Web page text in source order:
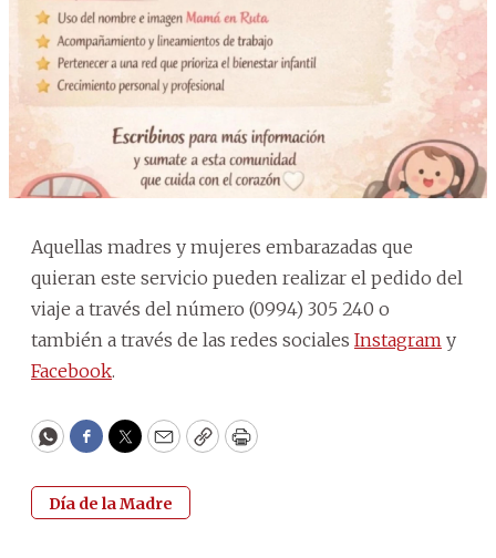
Aquellas madres y mujeres embarazadas que
quieran este servicio pueden realizar el pedido del
viaje a través del número (0994) 305 240 o
también a través de las redes sociales Instagram y
Facebook.
WhatsApp
Facebook
Twitter
EmailCopyPrint
Día de la Madre